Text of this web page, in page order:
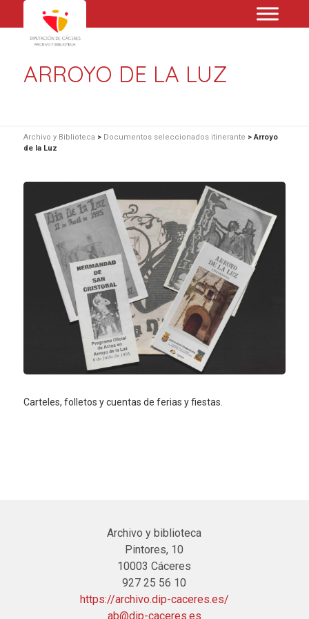
ARROYO DE LA LUZ
Archivo y Biblioteca > Documentos seleccionados itinerante >Arroyo
de la Luz
Carteles, folletos y cuentas de ferias y fiestas.
Archivo y biblioteca
Pintores, 10
10003 Cáceres
927 25 56 10
https://archivo.dip-caceres.es/
ab@dip-caceres.es